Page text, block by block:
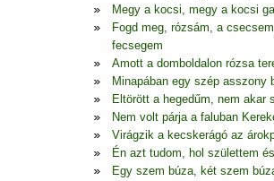
Megy a kocsi, megy a kocsi
Fogd meg, rózsám, a
fecsegem
Amott a domboldalon rózsa
Minapában egy szép asszony
Eltörött a hegedűm, nem akar
Nem volt párja a faluban
Virágzik a kecskerágó az
Én azt tudom, hol születtem
Egy szem búza, két szem